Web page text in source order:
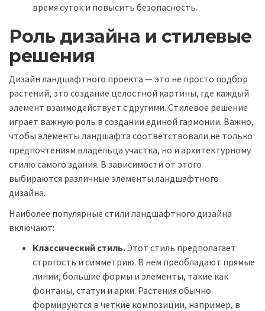
время суток и повысить безопасность.
Роль дизайна и стилевые
решения
Дизайн ландшафтного проекта — это не просто подбор
растений, это создание целостной картины, где каждый
элемент взаимодействует с другими. Стилевое решение
играет важную роль в создании единой гармонии. Важно,
чтобы элементы ландшафта соответствовали не только
предпочтениям владельца участка, но и архитектурному
стилю самого здания. В зависимости от этого
выбираются различные элементы ландшафтного
дизайна.
Наиболее популярные стили ландшафтного дизайна
включают:
Классический стиль.Этот стиль предполагает
строгость и симметрию. В нем преобладают прямые
линии, большие формы и элементы, такие как
фонтаны, статуи и арки. Растения обычно
формируются в четкие композиции, например, в